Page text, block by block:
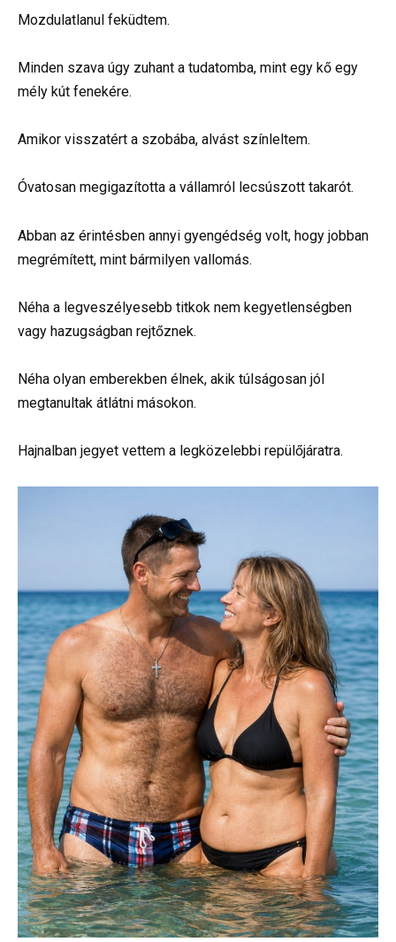
Mozdulatlanul feküdtem.
Minden szava úgy zuhant a tudatomba, mint egy kő egy
mély kút fenekére.
Amikor visszatért a szobába, alvást színleltem.
Óvatosan megigazította a vállamról lecsúszott takarót.
Abban az érintésben annyi gyengédség volt, hogy jobban
megrémített, mint bármilyen vallomás.
Néha a legveszélyesebb titkok nem kegyetlenségben
vagy hazugságban rejtőznek.
Néha olyan emberekben élnek, akik túlságosan jól
megtanultak átlátni másokon.
Hajnalban jegyet vettem a legközelebbi repülőjáratra.